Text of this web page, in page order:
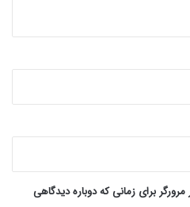
برای زمانی که دوباره دیدگاهی